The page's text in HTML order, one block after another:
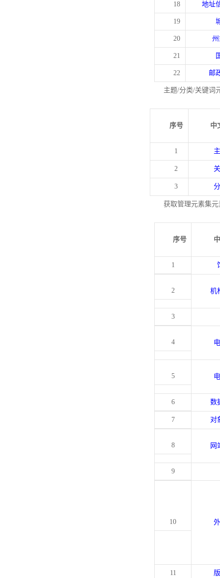
18 地址
19
20
21
22 邮
主题/分类/关键词
序号 中
1
2
3
获取管理元素集
序号
1
2 机
3
4
5
6 数
7 对
8 网
9
10
11